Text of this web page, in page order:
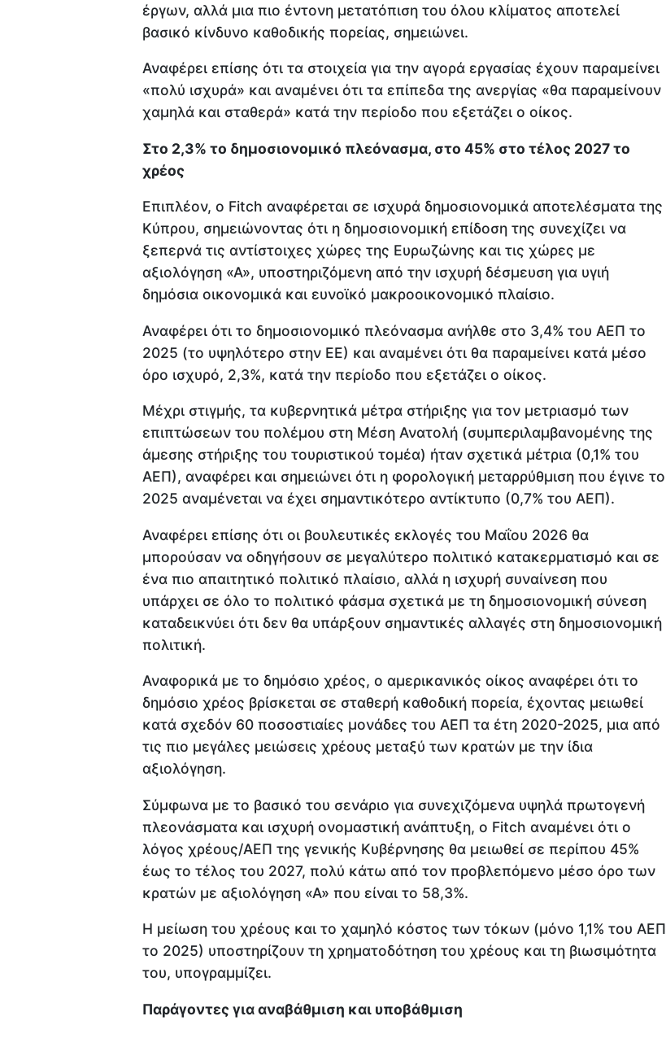
έργων, αλλά μια πιο έντονη μετατόπιση του όλου κλίματος αποτελεί
βασικό κίνδυνο καθοδικής πορείας, σημειώνει.
Αναφέρει επίσης ότι τα στοιχεία για την αγορά εργασίας έχουν παραμείνει
«πολύ ισχυρά» και αναμένει ότι τα επίπεδα της ανεργίας «θα παραμείνουν
χαμηλά και σταθερά» κατά την περίοδο που εξετάζει ο οίκος.
Στο 2,3% το δημοσιονομικό πλεόνασμα, στο 45% στο τέλος 2027 το
χρέος
Επιπλέον, ο Fitch αναφέρεται σε ισχυρά δημοσιονομικά αποτελέσματα της
Κύπρου, σημειώνοντας ότι η δημοσιονομική επίδοση της συνεχίζει να
ξεπερνά τις αντίστοιχες χώρες της Ευρωζώνης και τις χώρες με
αξιολόγηση «Α», υποστηριζόμενη από την ισχυρή δέσμευση για υγιή
δημόσια οικονομικά και ευνοϊκό μακροοικονομικό πλαίσιο.
Αναφέρει ότι το δημοσιονομικό πλεόνασμα ανήλθε στο 3,4% του ΑΕΠ το
2025 (το υψηλότερο στην ΕΕ) και αναμένει ότι θα παραμείνει κατά μέσο
όρο ισχυρό, 2,3%, κατά την περίοδο που εξετάζει ο οίκος.
Μέχρι στιγμής, τα κυβερνητικά μέτρα στήριξης για τον μετριασμό των
επιπτώσεων του πολέμου στη Μέση Ανατολή (συμπεριλαμβανομένης της
άμεσης στήριξης του τουριστικού τομέα) ήταν σχετικά μέτρια (0,1% του
ΑΕΠ), αναφέρει και σημειώνει ότι η φορολογική μεταρρύθμιση που έγινε το
2025 αναμένεται να έχει σημαντικότερο αντίκτυπο (0,7% του ΑΕΠ).
Αναφέρει επίσης ότι οι βουλευτικές εκλογές του Μαΐου 2026 θα
μπορούσαν να οδηγήσουν σε μεγαλύτερο πολιτικό κατακερματισμό και σε
ένα πιο απαιτητικό πολιτικό πλαίσιο, αλλά η ισχυρή συναίνεση που
υπάρχει σε όλο το πολιτικό φάσμα σχετικά με τη δημοσιονομική σύνεση
καταδεικνύει ότι δεν θα υπάρξουν σημαντικές αλλαγές στη δημοσιονομική
πολιτική.
Αναφορικά με το δημόσιο χρέος, ο αμερικανικός οίκος αναφέρει ότι το
δημόσιο χρέος βρίσκεται σε σταθερή καθοδική πορεία, έχοντας μειωθεί
κατά σχεδόν 60 ποσοστιαίες μονάδες του ΑΕΠ τα έτη 2020-2025, μια από
τις πιο μεγάλες μειώσεις χρέους μεταξύ των κρατών με την ίδια
αξιολόγηση.
Σύμφωνα με το βασικό του σενάριο για συνεχιζόμενα υψηλά πρωτογενή
πλεονάσματα και ισχυρή ονομαστική ανάπτυξη, ο Fitch αναμένει ότι ο
λόγος χρέους/ΑΕΠ της γενικής Κυβέρνησης θα μειωθεί σε περίπου 45%
έως το τέλος του 2027, πολύ κάτω από τον προβλεπόμενο μέσο όρο των
κρατών με αξιολόγηση «Α» που είναι το 58,3%.
Η μείωση του χρέους και το χαμηλό κόστος των τόκων (μόνο 1,1% του ΑΕΠ
το 2025) υποστηρίζουν τη χρηματοδότηση του χρέους και τη βιωσιμότητα
του, υπογραμμίζει.
Παράγοντες για αναβάθμιση και υποβάθμιση